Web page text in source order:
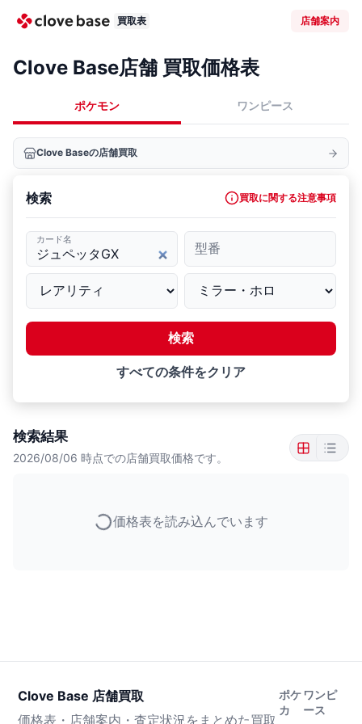
買取表 店舗案内
Clove Base店舗 買取価格表
ポケモン ワンピース
Clove Baseの店舗買取
検索 買取に関する注意事項
カード名
型番
検索
すべての条件をクリア
検索結果
2026/08/06 時点での店舗買取価格です。
価格表を読み込んでいます
Clove Base 店舗買取
価格表・店舗案内・査定状況をまとめた買取
ポケ
カ
ワンピ
ース